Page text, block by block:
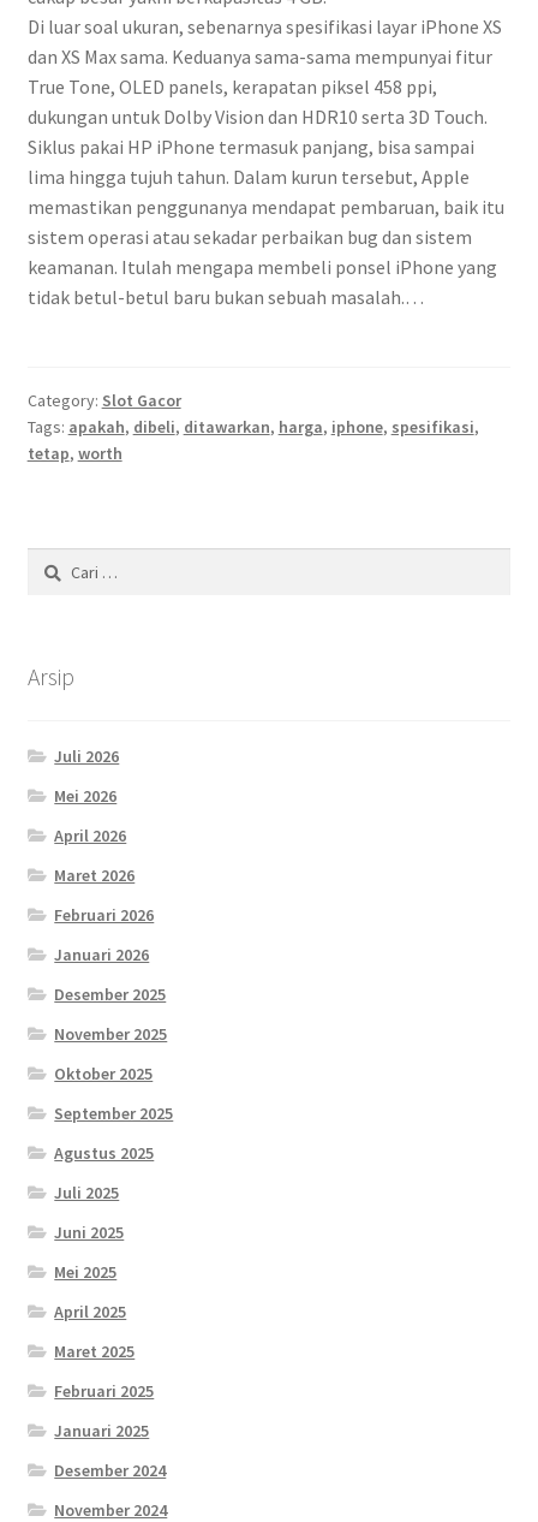
Di luar soal ukuran, sebenarnya spesifikasi layar iPhone XS
dan XS Max sama. Keduanya sama-sama mempunyai fitur
True Tone, OLED panels, kerapatan piksel 458 ppi,
dukungan untuk Dolby Vision dan HDR10 serta 3D Touch.
Siklus pakai HP iPhone termasuk panjang, bisa sampai
lima hingga tujuh tahun. Dalam kurun tersebut, Apple
memastikan penggunanya mendapat pembaruan, baik itu
sistem operasi atau sekadar perbaikan bug dan sistem
keamanan. Itulah mengapa membeli ponsel iPhone yang
tidak betul-betul baru bukan sebuah masalah.…
Category: Slot Gacor
Tags: apakah, dibeli, ditawarkan, harga, iphone, spesifikasi,
tetap, worth
Cari
untuk:
Arsip
Juli 2026
Mei 2026
April 2026
Maret 2026
Februari 2026
Januari 2026
Desember 2025
November 2025
Oktober 2025
September 2025
Agustus 2025
Juli 2025
Juni 2025
Mei 2025
April 2025
Maret 2025
Februari 2025
Januari 2025
Desember 2024
November 2024